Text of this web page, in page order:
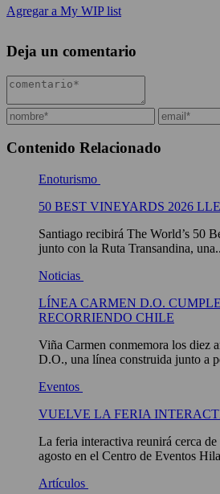
Agregar a My WIP list
Deja un comentario
Contenido Relacionado
Enoturismo
50 BEST VINEYARDS 2026
Santiago recibirá The World’s 50
junto con la Ruta Transandina,
Noticias
LÍNEA CARMEN D.O.
RECORRIENDO CHILE
Viña Carmen conmemora los diez
D.O., una línea construida junto a
Eventos
VUELVE LA FERIA
La feria interactiva reunirá cerca
agosto en el Centro de Eventos
Artículos